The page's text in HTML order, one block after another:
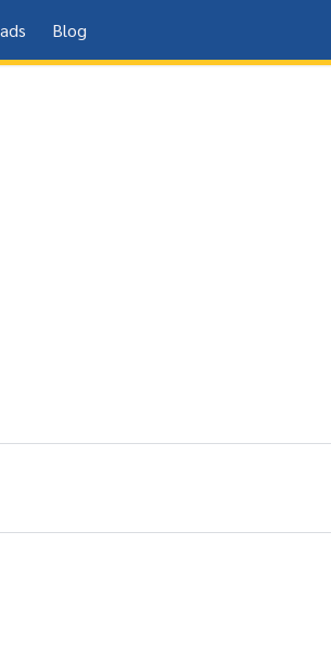
Blog